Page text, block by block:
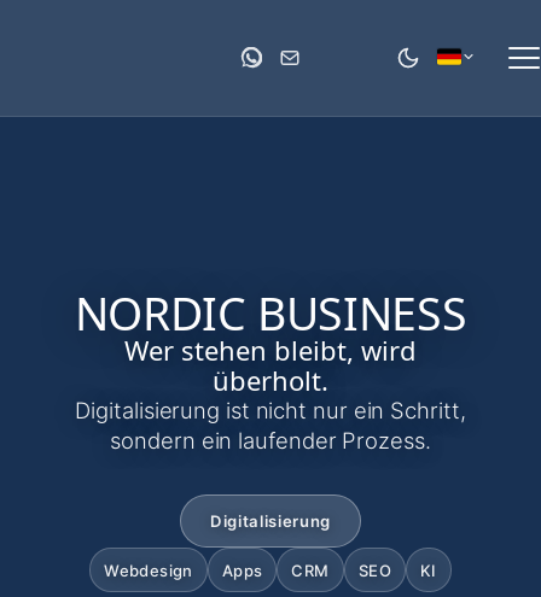
NORDIC BUSINESS
Wer stehen bleibt, wird
überholt.
Digitalisierung ist nicht nur ein Schritt,
sondern ein laufender Prozess.
Digitalisierung
Webdesign Apps CRM SEO KI